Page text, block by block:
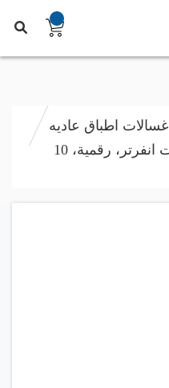
غسالات اطباق عاديه
غسالة أطباق كلفينيتور سمارت انفرتر، رقمية، 10